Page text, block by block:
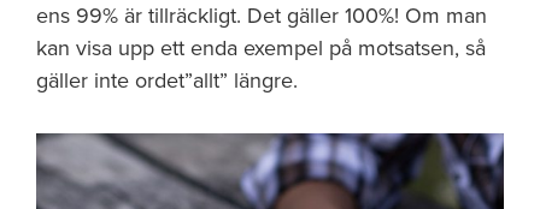
ens 99% är tillräckligt. Det gäller 100%! Om man
kan visa upp ett enda exempel på motsatsen, så
gäller inte ordet”allt” längre.